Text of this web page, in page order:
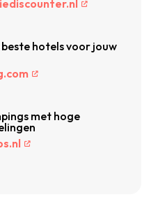
hotels voor jouw
met hoge